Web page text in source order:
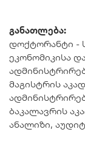
განათლება:
დოქტორანტი -
ეკონომიკისა
მაგისტრის
ბაკალავრის
ანალიზი,